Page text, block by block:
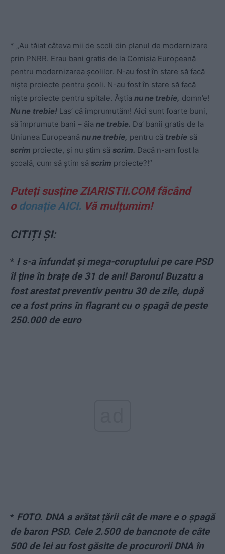
* „Au tăiat câteva mii de școli din planul de modernizare
prin PNRR. Erau bani gratis de la Comisia Europeană
pentru modernizarea școlilor. N-au fost în stare să facă
niște proiecte pentru școli. N-au fost în stare să facă
niște proiecte pentru spitale. Ăștia nu ne trebie, domn’e!
Nu ne trebie! Las’ că împrumutăm! Aici sunt foarte buni,
să împrumute bani – ăia ne trebie. Da’ banii gratis de la
Uniunea Europeană nu ne trebie, pentru că trebie să
scrim proiecte, și nu știm să scrim. Dacă n-am fost la
școală, cum să știm să scrim proiecte?!”
Puteți susține ZIARISTII.COM făcând
o donație AICI. Vă mulțumim!
CITIȚI ȘI:
* I s-a înfundat și mega-coruptului pe care PSD
îl ține în brațe de 31 de ani! Baronul Buzatu a
fost arestat preventiv pentru 30 de zile, după
ce a fost prins în flagrant cu o șpagă de peste
250.000 de euro
* FOTO. DNA a arătat țării cât de mare e o șpagă
de baron PSD. Cele 2.500 de bancnote de câte
500 de lei au fost găsite de procurorii DNA în